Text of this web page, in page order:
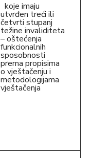
koje imaju
utvrđen treći ili
četvrti stupanj
težine invaliditeta
– oštećenja
funkcionalnih
sposobnosti
prema propisima
o vještačenju i
metodologijama
vještačenja